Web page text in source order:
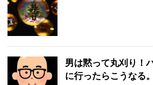
男は黙って丸刈り！
に行ったらこうなる。